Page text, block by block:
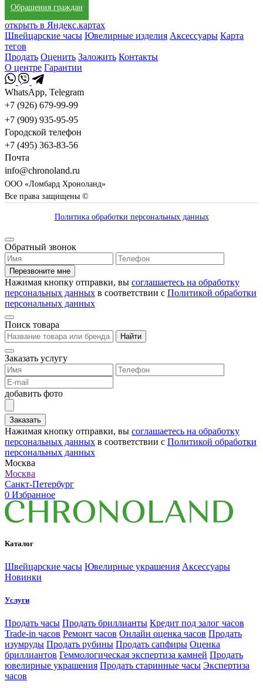
Обращения граждан
открыть в Яндекс.картах
Швейцарские часы Ювелирные изделия Аксессуары Карта
тегов
Продать Оценить Заложить Контакты
О центре Гарантии
WhatsApp, Telegram
+7 (926) 679-99-99
+7 (909) 935-95-95
Городской телефон
+7 (495) 363-83-56
Почта
info@chronoland.ru
ООО «Ломбард Хроноланд»
Все права защищены ©
Политика обработки персональных данных
Обратный звонок
Перезвоните мне
Нажимая кнопку отправки, вы соглашаетесь на обработку
персональных данных в соответствии с Политикой обработки
персональных данных
Поиск товара
Найти
Заказать услугу
добавить фото
Заказать
Нажимая кнопку отправки, вы соглашаетесь на обработку
персональных данных в соответствии с Политикой обработки
персональных данных
Москва
Москва
Санкт-Петербург
0 Избранное
Каталог
Швейцарские часы Ювелирные украшения Аксессуары
Новинки
Услуги
Продать часы Продать бриллианты Кредит под залог часов
Trade-in часов Ремонт часов Онлайн оценка часов Продать
изумруды Продать рубины Продать сапфиры Оценка
бриллиантов Геммологическая экспертиза камней Продать
ювелирные украшения Продать старинные часы Экспертиза
часов